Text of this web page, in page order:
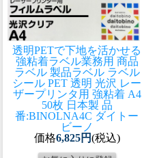
透明PETで下地を活かせる
強粘着ラベル業務用 商品
ラベル 製品ラベル ラベル
シール PET 透明 光沢 レー
ザープリンタ用 強粘着 A4
50枚 日本製 品
番:BINOLNA4C ダイトー
ビーノ
価格6,825円(税込)